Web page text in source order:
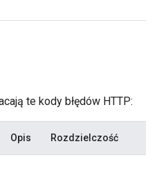
te kody błędów HTTP:
Opis Rozdzielczość